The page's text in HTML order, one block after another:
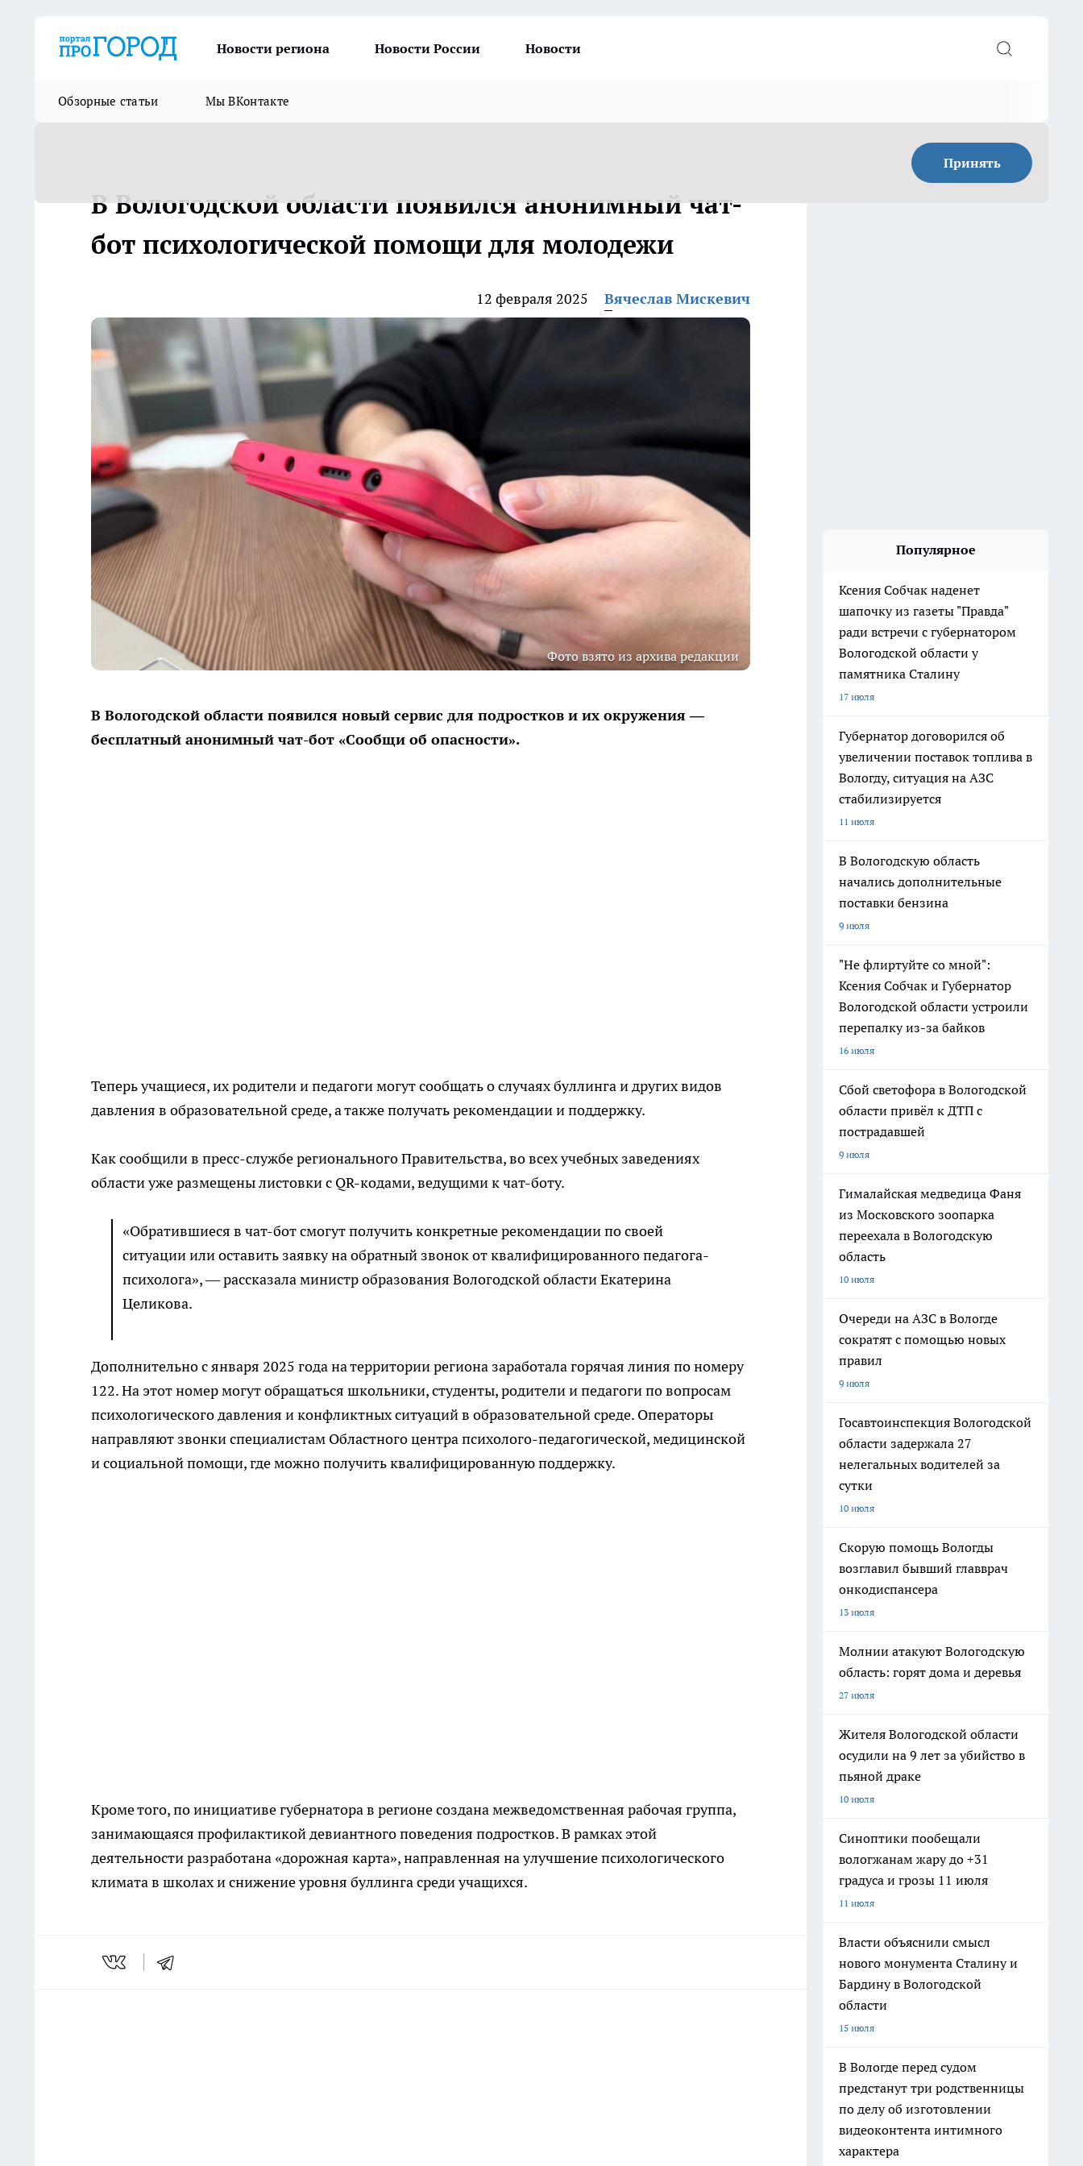
Новости региона Новости России Новости
Обзорные статьи Мы ВКонтакте
Принять
В Вологодской области появился анонимный чат-
бот психологической помощи для молодежи
12 февраля 2025 Вячеслав Мискевич
Фото взято из архива редакции
В Вологодской области появился новый сервис для подростков и их окружения —
бесплатный анонимный чат-бот «Сообщи об опасности».
Теперь учащиеся, их родители и педагоги могут сообщать о случаях буллинга и других видов
давления в образовательной среде, а также получать рекомендации и поддержку.
Как сообщили в пресс-службе регионального Правительства, во всех учебных заведениях
области уже размещены листовки с QR-кодами, ведущими к чат-боту.
«Обратившиеся в чат-бот смогут получить конкретные рекомендации по своей
ситуации или оставить заявку на обратный звонок от квалифицированного педагога-
психолога», — рассказала министр образования Вологодской области Екатерина
Целикова.
Дополнительно с января 2025 года на территории региона заработала горячая линия по номеру
122. На этот номер могут обращаться школьники, студенты, родители и педагоги по вопросам
психологического давления и конфликтных ситуаций в образовательной среде. Операторы
направляют звонки специалистам Областного центра психолого-педагогической, медицинской
и социальной помощи, где можно получить квалифицированную поддержку.
Кроме того, по инициативе губернатора в регионе создана межведомственная рабочая группа,
занимающаяся профилактикой девиантного поведения подростков. В рамках этой
деятельности разработана «дорожная карта», направленная на улучшение психологического
климата в школах и снижение уровня буллинга среди учащихся.
Популярное
Ксения Собчак наденет
шапочку из газеты "Правда"
ради встречи с губернатором
Вологодской области у
памятника Сталину
17 июля
Губернатор договорился об
увеличении поставок топлива в
Вологду, ситуация на АЗС
стабилизируется
11 июля
В Вологодскую область
начались дополнительные
поставки бензина
9 июля
"Не флиртуйте со мной":
Ксения Собчак и Губернатор
Вологодской области устроили
перепалку из-за байков
16 июля
Сбой светофора в Вологодской
области привёл к ДТП с
пострадавшей
9 июля
Гималайская медведица Фаня
из Московского зоопарка
переехала в Вологодскую
область
10 июля
Очереди на АЗС в Вологде
сократят с помощью новых
правил
9 июля
Госавтоинспекция Вологодской
области задержала 27
нелегальных водителей за
сутки
10 июля
Скорую помощь Вологды
возглавил бывший главврач
онкодиспансера
13 июля
Молнии атакуют Вологодскую
область: горят дома и деревья
27 июля
Жителя Вологодской области
осудили на 9 лет за убийство в
пьяной драке
10 июля
Синоптики пообещали
вологжанам жару до +31
градуса и грозы 11 июля
11 июля
Власти объяснили смысл
нового монумента Сталину и
Бардину в Вологодской
области
15 июля
В Вологде перед судом
предстанут три родственницы
по делу об изготовлении
видеоконтента интимного
характера